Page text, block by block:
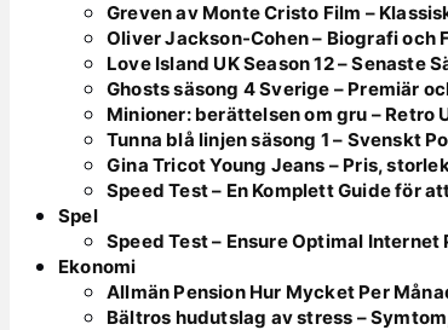
Greven av Monte Cristo Film –
Oliver Jackson-Cohen – Biografi och
Love Island UK Season 12 – Senaste
Ghosts säsong 4 Sverige – Premiär
Minioner: berättelsen om gru – Retro
Tunna blå linjen säsong 1 – Svenskt
Gina Tricot Young Jeans – Pris,
Speed Test – En Komplett Guide för
Spel
Speed Test – Ensure Optimal
Ekonomi
Allmän Pension Hur Mycket Per
Bältros hudutslag av stress –